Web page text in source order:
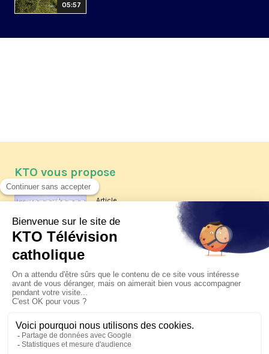
05:57
KTO vous propose
Article
Les reportages d'été 2026 de KTO
La visite pastorale du pape Léon
XIV à Assise à suivre sur KTO le
jeudi 6 août
Le pape en Uruguay, Argentine et
Pérou du 6 au 17 novembre 2026